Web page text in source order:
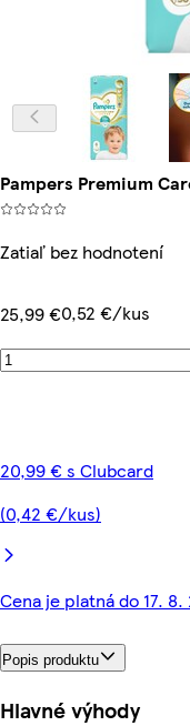
Pampers Premium
Zatiaľ bez hodnotení
25,99 €0,52 €/kus
20,99 € s Clubcard
(0,42 €/kus)
Cena je platná do 17. 8.
Popis produktu
Hlavné výhody